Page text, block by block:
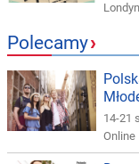
Londyn
Polecamy›
14-21
Online